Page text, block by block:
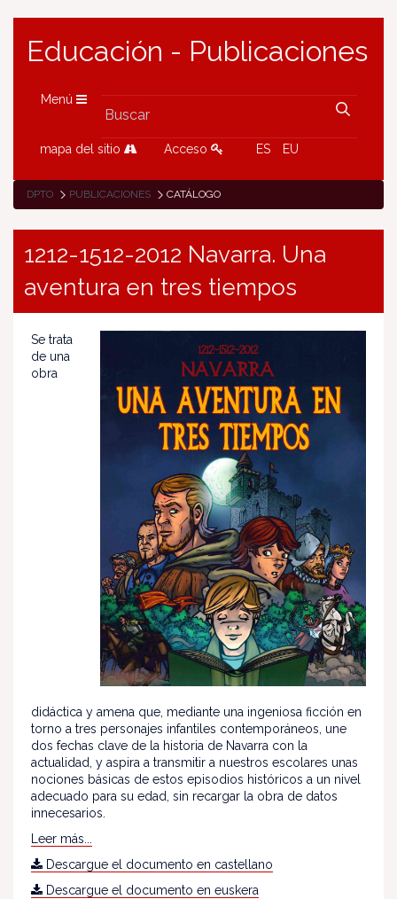
Educación - Publicaciones
Menú
mapa del sitio Acceso ES EU
DPTO PUBLICACIONES CATÁLOGO
1212-1512-2012 Navarra. Una
aventura en tres tiempos
Se trata
de una
obra
didáctica y amena que, mediante una ingeniosa ficción en
torno a tres personajes infantiles contemporáneos, une
dos fechas clave de la historia de Navarra con la
actualidad, y aspira a transmitir a nuestros escolares unas
nociones básicas de estos episodios históricos a un nivel
adecuado para su edad, sin recargar la obra de datos
innecesarios.
Leer más...
Descargue el documento en castellano
Descargue el documento en euskera